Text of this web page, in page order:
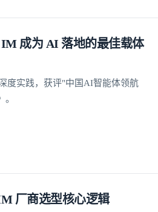
成为 AI 落地的最佳载体
度实践，获评"中国AI智能体领航
厂商选型核心逻辑